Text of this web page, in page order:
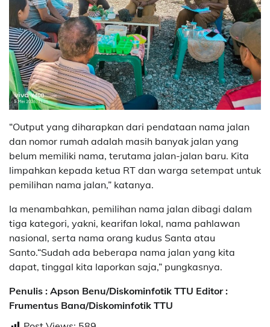
“Output yang diharapkan dari pendataan nama jalan
dan nomor rumah adalah masih banyak jalan yang
belum memiliki nama, terutama jalan-jalan baru. Kita
limpahkan kepada ketua RT dan warga setempat untuk
pemilihan nama jalan,” katanya.
Ia menambahkan, pemilihan nama jalan dibagi dalam
tiga kategori, yakni, kearifan lokal, nama pahlawan
nasional, serta nama orang kudus Santa atau
Santo.“Sudah ada beberapa nama jalan yang kita
dapat, tinggal kita laporkan saja,” pungkasnya.
Penulis : Apson Benu/Diskominfotik TTU Editor :
Frumentus Bana/Diskominfotik TTU